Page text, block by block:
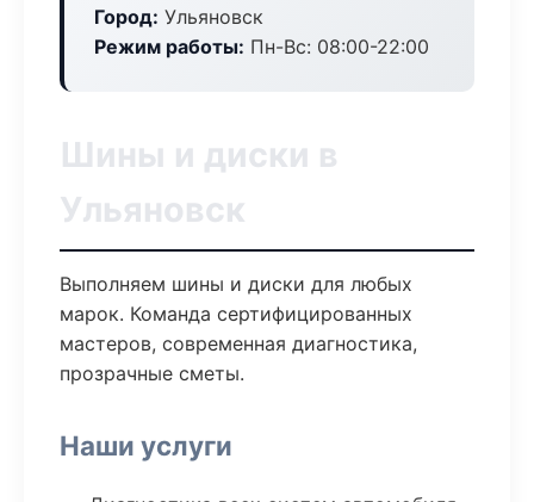
Город: Ульяновск
Режим работы: Пн-Вс: 08:00-22:00
Шины и диски в
Ульяновск
Выполняем шины и диски для любых
марок. Команда сертифицированных
мастеров, современная диагностика,
прозрачные сметы.
Наши услуги